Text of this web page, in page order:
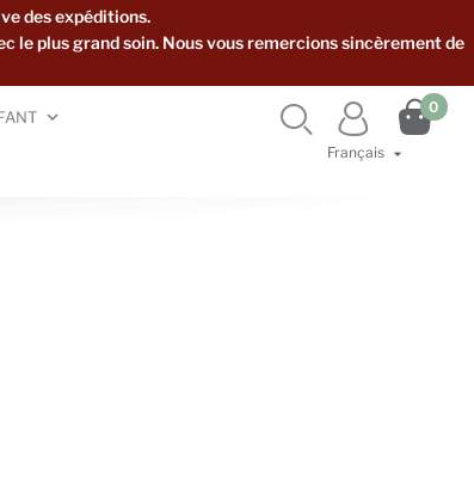
des expéditions.
le plus grand soin. Nous vous remercions sincèrement de
Français 

0

